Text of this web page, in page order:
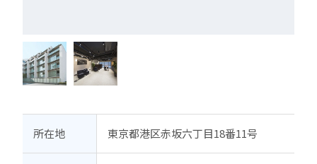
所在地 東京都港区赤坂六丁目18番11号